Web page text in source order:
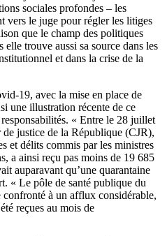
sociales profondes – les
vers le juge pour régler les litiges
que le champ des politiques
trouve aussi sa source dans les
et dans la crise de la
19, avec la mise en place de
une illustration récente de ce
« Entre le 28 juillet
justice de la République (CJR),
et délits commis par les ministres
a ainsi reçu pas moins de 19 685
auparavant qu’une quarantaine
« Le pôle de santé publique du
confronté à un afflux considérable,
reçues au mois de